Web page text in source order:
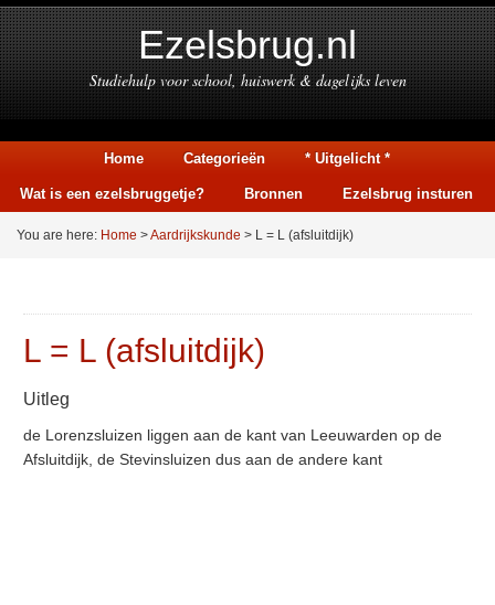
Ezelsbrug.nl
Studiehulp voor school, huiswerk & dagelijks leven
Home Categorieën * Uitgelicht *
Wat is een ezelsbruggetje? Bronnen Ezelsbrug insturen
You are here: Home >Aardrijkskunde > L = L (afsluitdijk)
L = L (afsluitdijk)
Uitleg
de Lorenzsluizen liggen aan de kant van Leeuwarden op de
Afsluitdijk, de Stevinsluizen dus aan de andere kant